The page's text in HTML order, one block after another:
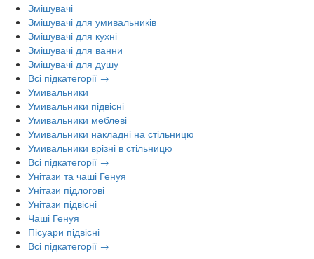
Змішувачі
Змішувачі для умивальників
Змішувачі для кухні
Змішувачі для ванни
Змішувачі для душу
Всі підкатегорії →
Умивальники
Умивальники підвісні
Умивальники меблеві
Умивальники накладні на стільницю
Умивальники врізні в стільницю
Всі підкатегорії →
Унітази та чаші Генуя
Унітази підлогові
Унітази підвісні
Чаші Генуя
Пісуари підвісні
Всі підкатегорії →